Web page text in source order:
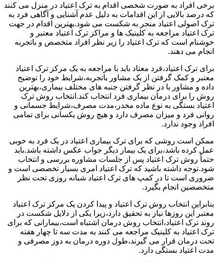
برخی افراد به صورت شخصی اقدام به ترک اعتیاد در منزل می کنند
که درصد بالایی از این اقدامات به دلیل عدم آشنایی و آگاهی فرد به
ترک اصولی اعتیاد منجر به شکست می شود.بهترین اقدام در جهت
ترک اعتیاد مراجعه به کلینیک ها و مراکز ترک اعتیاد معتبر و
خوشنام است که ترک اعتیاد را زیر نظر افراد متخصص و باتجربه
انجام می دهند.
برای ترک اعتیاد،فرد معتاد باید با مراجعه به یک مرکز ترک اعتیاد
معتبر و کمک گرفتن از یک مشاور باتجربه،شرایط خود را توضیح
داده و مشاور با در نظر گرفتن جنبه های مختلف بیماری،بهترین
روش را برای درمان بیماری فرد انتخاب کند.انتخاب روش ترک
اعتیاد بستگی به نوع ماده مخدر،مدت مصرف،شرایط جسمانی و
روانی فرد و میزان مصرف دارد و هیچ روش یکسانی برای تمامی
افراد وجود ندارد.
ممکن است روشی که برای ترک بیماری اعتیاد در یک فرد به خوبی
عمل کرده باشد،برای یک بیمار دیگر جواب عکس داشته باشد.باید
حتماً روش ترک اعتیاد پس از جلسات مشاوره بررسی و انتخاب
شود.توجه داشته باشید که ترک اعتیاد امری بسیار تخصصی است و
ضروری است تا در کمپ های ترک اعتیاد شبانه روزی تحت نظر
متخصصین انجام بگیرد.
بنابراین انتخاب روش ترک اعتیاد و پیدا کردن یک مرکز ترک اعتیاد
معتبر این روزها نیاز به تحقیق دارد،زیرا یکی از دلایل شکست در
روند ترک اعتیاد،انتخاب روش درمان اشتباه است،بیمارانی که برای
ترک اعتیاد به کلینیک مراجعه می کنند به مدت سه تا چهار هفته
تحت درمان قرار می گیرند،طول دوره درمان به دوز مصرفی و
مدت اعتیاد بستگی دارد.